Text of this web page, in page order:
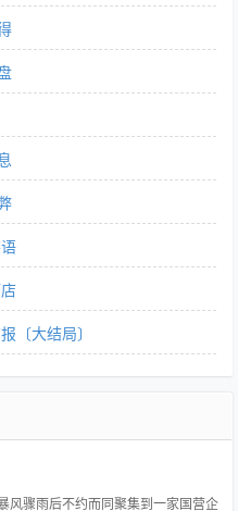
〔大结局〕
风骤雨后不约而同聚集到一家国营企